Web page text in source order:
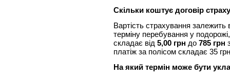
Скільки коштує договір
Вартість страхування залежить
терміну перебування у
складає від 5,00 грн до 785 грн
платіж за полісом складає 35
На який термін може бути